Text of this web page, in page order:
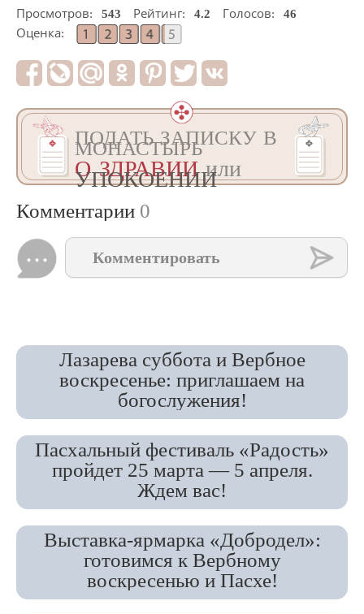
Просмотров: 543 Рейтинг: 4.2 Голосов:
46
Оценка:
ПОДАТЬ ЗАПИСКУ В
МОНАСТЫРЬ
О ЗДРАВИИили
УПОКОЕНИИ
Комментарии 0
Комментировать
Лазарева суббота и Вербное
воскресенье: приглашаем на
богослужения!
Пасхальный фестиваль «Радость»
пройдет 25 марта — 5 апреля.
Ждем вас!
Выставка-ярмарка «Добродел»:
готовимся к Вербному
воскресенью и Пасхе!